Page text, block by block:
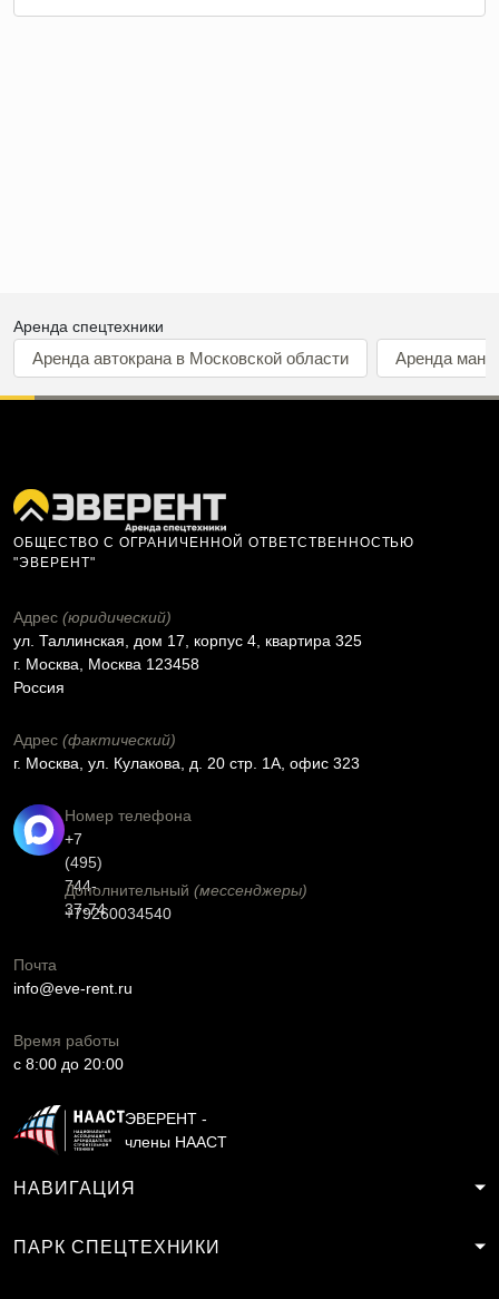
Аренда спецтехники
Аренда автокрана в Московской области Аренда
ОБЩЕСТВО С ОГРАНИЧЕННОЙ ОТВЕТСТВЕННОСТЬЮ
"ЭВЕРЕНТ"
Адрес (юридический)
ул. Таллинская, дом 17, корпус 4, квартира 325
г. Москва, Москва 123458
Россия
Адрес (фактический)
г. Москва, ул. Кулакова, д. 20 стр. 1А, офис 323
Номер телефона
+7
(495)
744-
37-74
Дополнительный (мессенджеры)
+79260034540
Почта
info@eve-rent.ru
Время работы
c 8:00 до 20:00
ЭВЕРЕНТ -
члены НААСТ
НАВИГАЦИЯ
ПАРК СПЕЦТЕХНИКИ